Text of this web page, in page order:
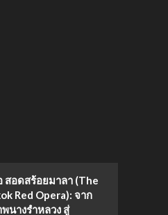
สอดสร้อยมาลา (The
Red Opera): จาก
นางรำหลวง สู่